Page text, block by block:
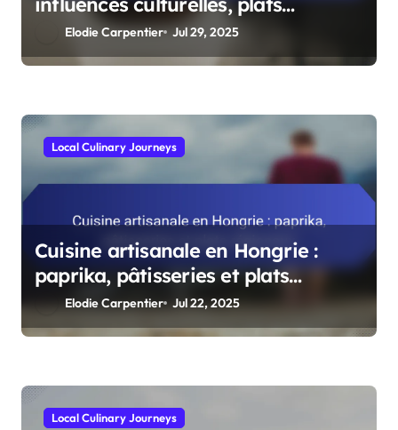
emblématiques et techniques
culinaires
Elodie Carpentier Jul 29, 2025
Local Culinary Journeys
Cuisine artisanale en Hongrie :
paprika, pâtisseries et plats
régionaux
Elodie Carpentier Jul 22, 2025
Local Culinary Journeys